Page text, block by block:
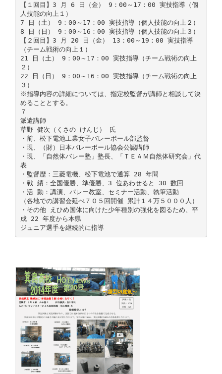
【１回目】3 月 6 日（金） 9：00～17：00 実技指導（個
人技能の向上１）
7 日（土） 9：00～17：00 実技指導（個人技能の向上２）
8 日（日） 9：00～16：00 実技指導（個人技能の向上３）
【２回目】3 月 20 日（金） 13：00～19：00 実技指導
（チーム戦術の向上１）
21 日（土） 9：00～17：00 実技指導（チーム戦術の向上
２）
22 日（日） 9：00～16：00 実技指導（チーム戦術の向上
３）
※指導内容の詳細については、指定校監督が講師と相談して決
めることとする。
７
派遣講師
草野 健次（くさの けんじ） 氏
・前、松下電池工業女子バレーボール部監督
・現、（財）日本バレーボール協会公認講師
・現、「自然体バレー塾」塾長、「ＴＥＡＭ自然体研究会」代
表
・監督歴：三菱電機、松下電池で通算 28 年間
・戦 績：全国優勝、準優勝、3 位あわせると 30 数回
・活 動：講演、バレー教室、セミナー活動、執筆活動
（各地での講習会延べ７０５回開催 累計１４万５０００人）
・その他 えひめ国体に向けた少年種別の強化を図るため、平
成 22 年度から本県
ジュニア選手を継続的に指導